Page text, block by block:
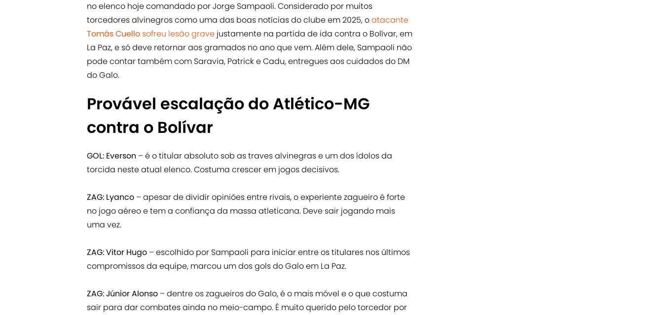
no elenco hoje comandado por Jorge Sampaoli. Considerado por muitos
torcedores alvinegros como uma das boas notícias do clube em 2025, oatacante
Tomás Cuello sofreu lesão grave justamente na partida de ida contra o Bolívar, em
La Paz, e só deve retornar aos gramados no ano que vem. Além dele, Sampaoli não
pode contar também com Saravia, Patrick e Cadu, entregues aos cuidados do DM
do Galo.
Provável escalação do Atlético-MG
contra o Bolívar
GOL: Everson – é o titular absoluto sob as traves alvinegras e um dos ídolos da
torcida neste atual elenco. Costuma crescer em jogos decisivos.
ZAG: Lyanco – apesar de dividir opiniões entre rivais, o experiente zagueiro é forte
no jogo aéreo e tem a confiança da massa atleticana. Deve sair jogando mais
uma vez.
ZAG: Vitor Hugo – escolhido por Sampaoli para iniciar entre os titulares nos últimos
compromissos da equipe, marcou um dos gols do Galo em La Paz.
ZAG: Júnior Alonso – dentre os zagueiros do Galo, é o mais móvel e o que costuma
sair para dar combates ainda no meio-campo. É muito querido pelo torcedor por